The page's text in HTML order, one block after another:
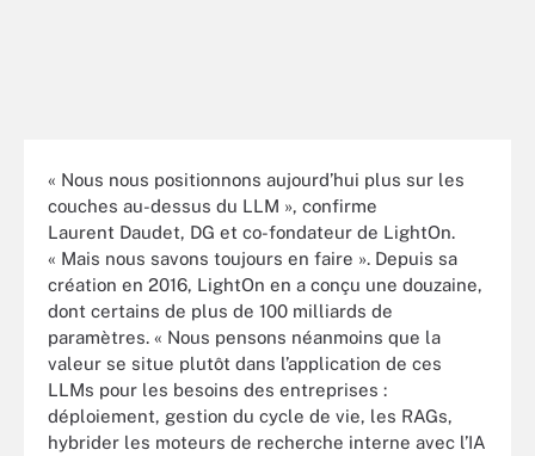
« Nous nous positionnons aujourd’hui plus sur les
couches au-dessus du LLM », confirme
Laurent Daudet, DG et co-fondateur de LightOn.
« Mais nous savons toujours en faire ». Depuis sa
création en 2016, LightOn en a conçu une douzaine,
dont certains de plus de 100 milliards de
paramètres. « Nous pensons néanmoins que la
valeur se situe plutôt dans l’application de ces
LLMs pour les besoins des entreprises :
déploiement, gestion du cycle de vie, les RAGs,
hybrider les moteurs de recherche interne avec l’IA